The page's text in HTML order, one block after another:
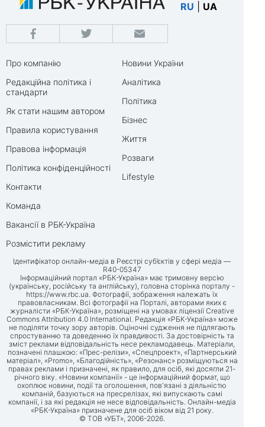
RU UA
Про компанію
Редакційна політика і
стандарти
Як стати нашим автором
Правила користування
Правова інформація
Політика конфіденційності
Контакти
Команда
Вакансії в РБК-Україна
Розмістити рекламу
Новини України
Аналітика
Політика
Бізнес
Життя
Розваги
Lifestyle
Ідентифікатор онлайн-медіа в Реєстрі суб’єктів у сфері медіа —
R40-05347
Інформаційний портал «РБК-Україна» має тримовну версію
(українську, російську та англійську), головна сторінка порталу -
https://www.rbc.ua. Фотографії, зображення належать їх
правовласникам. Всі фотографії на Порталі, авторами яких є
журналісти «РБК-Україна», розміщені на умовах ліцензії Creative
Commons Attribution 4.0 International. Редакція «РБК-Україна» може
не поділяти точку зору авторів. Оціночні судження не підлягають
спростуванню та доведенню їх правдивості. За достовірність та
зміст реклами відповідальність несе рекламодавець. Матеріали,
позначені плашкою: «Прес-релізи», «Спецпроект», «Партнерський
матеріал», «Promo», «Благодійність», «Резонанс» розміщуються на
правах реклами і призначені, як правило, для осіб, які досягли 21-
річного віку. «Новини компанії» - це інформаційний формат, що
охоплює новини, події та оголошення, пов'язані з діяльністю
компаній, базуються на пресрелізах, які випускають самі
компанії, і за які редакція не несе відповідальність. Онлайн-медіа
«РБК-Україна» призначене для осіб віком від 21 року.
© ТОВ «УБТ», 2006-2026.